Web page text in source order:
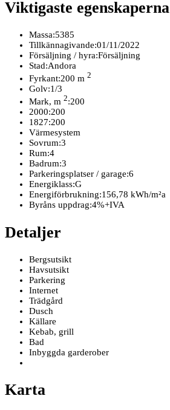
Viktigaste egenskaperna
Massa:5385
Tillkännagivande:01/11/2022
Försäljning / hyra:Försäljning
Stad:Andora
Fyrkant:200 m 2
Golv:1/3
Mark, m 2:200
2000:200
1827:200
Värmesystem
Sovrum:3
Rum:4
Badrum:3
Parkeringsplatser / garage:6
Energiklass:G
Energiförbrukning:156,78 kWh/m²a
Byråns uppdrag:4%+IVA
Detaljer
Bergsutsikt
Havsutsikt
Parkering
Internet
Trädgård
Dusch
Källare
Kebab, grill
Bad
Inbyggda garderober
Karta